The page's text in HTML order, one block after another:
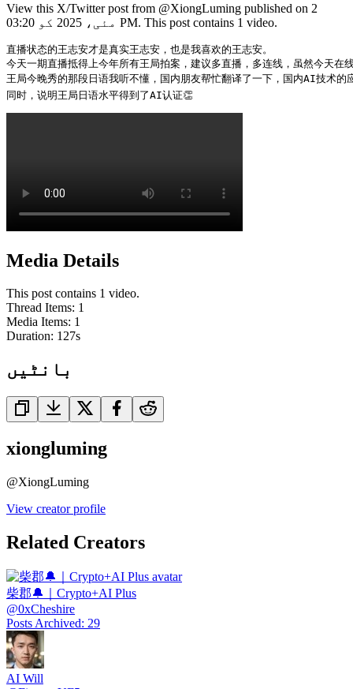
View this X/Twitter post from @XiongLuming published on 2
مئی، 2025 کو 03:20 PM. This post contains 1 video.
直播状态的王志安才是真实王志安，也是我喜欢的王志安。
今天一期直播抵得上今年所有王局拍案，建议多直播，多连线，虽然今天在
王局今晚秀的那段日语我听不懂，国内朋友帮忙翻译了一下，国内AI技术的
同时，说明王局日语水平得到了AI认证👏
Media Details
This post contains 1 video.
Thread Items: 1
Media Items: 1
Duration: 127s
بانٹیں
xiongluming
@XiongLuming
View creator profile
Related Creators
柴郡🔔｜Crypto+AI Plus
@0xCheshire
Posts Archived: 29
AI Will